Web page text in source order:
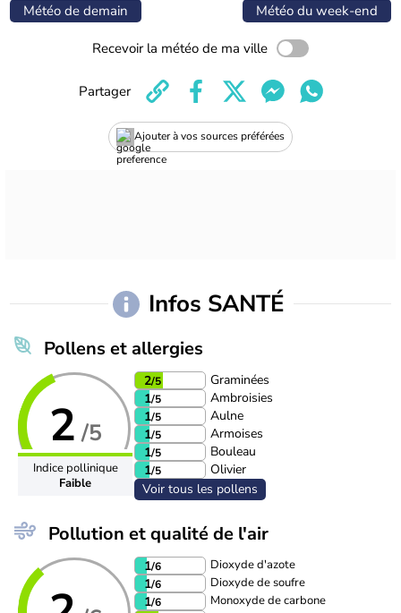
Météo de demain Météo du week-end
Recevoir la météo de ma ville
Ajouter à vos sources préférées
Partager
Infos SANTÉ
Pollens et allergies
2 /5
Indice pollinique
Faible
2/5
Graminées
1/5
Ambroisies
1/5
Aulne
1/5
Armoises
1/5
Bouleau
1/5
Olivier
Voir tous les pollens
Pollution et qualité de l'air
1/6 Dioxyde d'azote
1/6 Dioxyde de soufre
1/6 Monoxyde de carbone